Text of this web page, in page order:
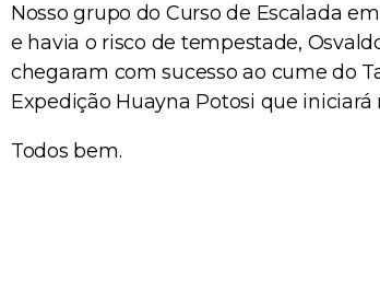
Nosso grupo do Curso de Escalada
e havia o risco de tempestade,
chegaram com sucesso ao cume do
Expedição Huayna Potosi que iniciará
Todos bem.